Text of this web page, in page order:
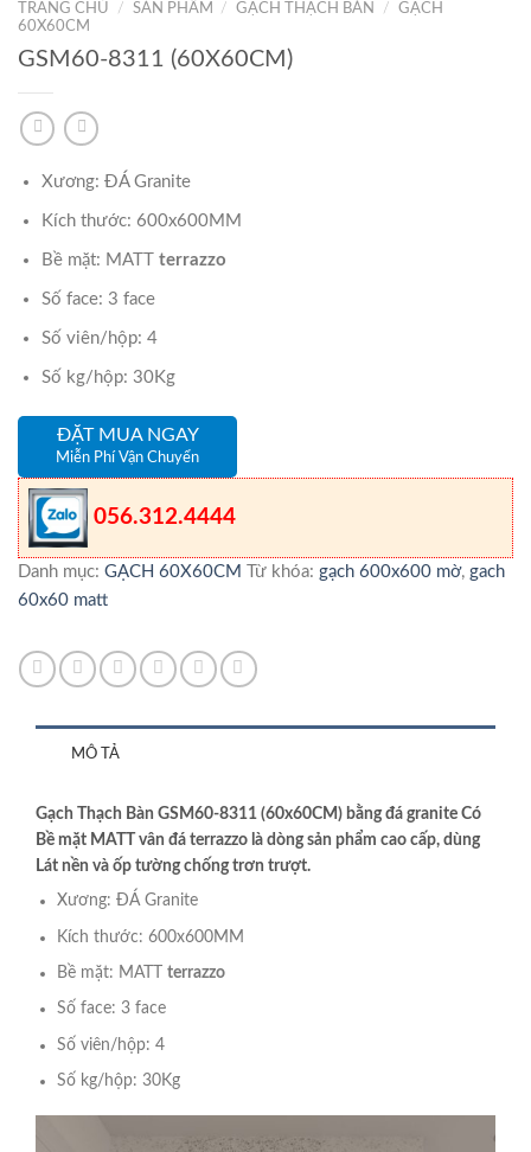
TRANG CHỦ / SẢN PHẨM / GẠCH THẠCH BÀN /
GẠCH
60X60CM
GSM60-8311 (60X60CM)
Xương: ĐÁ Granite
Kích thước: 600x600MM
Bề mặt: MATT terrazzo
Số face: 3 face
Số viên/hộp: 4
Số kg/hộp: 30Kg
ĐẶT MUA NGAY
Miễn Phí Vận Chuyển
056.312.4444
Danh mục: GẠCH 60X60CM Từ khóa: gạch 600x600 mờ, gach
60x60 matt
MÔ TẢ
Gạch Thạch Bàn GSM60-8311 (60x60CM) bằng đá granite Có
Bề mặt MATT vân đá terrazzo là dòng sản phẩm cao cấp, dùng
Lát nền và ốp tường chống trơn trượt.
Xương: ĐÁ Granite
Kích thước: 600x600MM
Bề mặt: MATTterrazzo
Số face: 3 face
Số viên/hộp: 4
Số kg/hộp: 30Kg